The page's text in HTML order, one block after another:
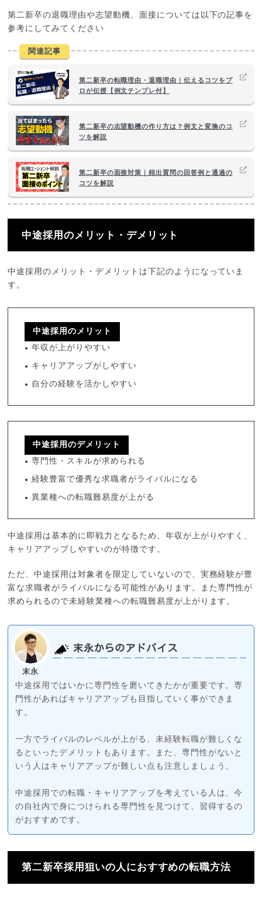
第二新卒の退職理由や志望動機、面接については以下の記事を
参考にしてみてください
関連記事
第二新卒の転職理由・退職理由｜伝えるコツをプ
ロが伝授【例文テンプレ付】
第二新卒の志望動機の作り方は？例文と変換のコ
ツを解説
第二新卒の面接対策｜頻出質問の回答例と通過の
コツを解説
中途採用のメリット・デメリット
中途採用のメリット・デメリットは下記のようになっていま
す。
中途採用のメリット
年収が上がりやすい
キャリアアップがしやすい
自分の経験を活かしやすい
中途採用のデメリット
専門性・スキルが求められる
経験豊富で優秀な求職者がライバルになる
異業種への転職難易度が上がる
中途採用は基本的に即戦力となるため、年収が上がりやすく、
キャリアアップしやすいのが特徴です。
ただ、中途採用は対象者を限定していないので、実務経験が豊
富な求職者がライバルになる可能性があります。また専門性が
求められるので未経験業種への転職難易度が上がります。
末永
末永からのアドバイス
中途採用ではいかに専門性を磨いてきたかが重要です。専
門性があればキャリアアップも目指していく事ができま
す。
一方でライバルのレベルが上がる、未経験転職が難しくな
るといったデメリットもあります。また、専門性がないと
いう人はキャリアアップが難しい点も注意しましょう。
中途採用での転職・キャリアアップを考えている人は、今
の自社内で身につけられる専門性を見つけて、習得するの
がおすすめです。
第二新卒採用狙いの人におすすめの転職方法